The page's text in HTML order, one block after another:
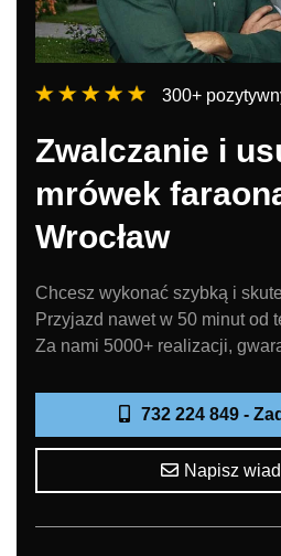
300+
Zwalczanie i
mrówek
Wrocław
Chcesz wykonać szybką i
Przyjazd nawet w 50 minut od
Za nami 5000+ realizacji,
732 224 849 -
Napisz